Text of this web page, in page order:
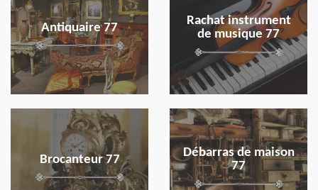
Antiquaire 77
Rachat instrument
de musique 77
Brocanteur 77
en savoir plus
Débarras de maison
77
en savoir plus